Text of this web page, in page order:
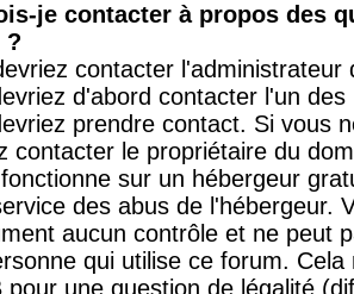
je contacter à propos des
?
contacter
d'abord contacter l'un
prendre contact. Si vous
contacter le propriétaire du
sur un hébergeur
des abus de l'hébergeur.
aucun contrôle et ne peut
qui utilise ce forum.
pour une question de légalité